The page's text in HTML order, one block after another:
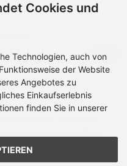
ein.
­box_miscellaneous.html
Cookies und
Technologien, auch von
der Website
Angebotes zu
Einkaufserlebnis
finden Sie in unserer